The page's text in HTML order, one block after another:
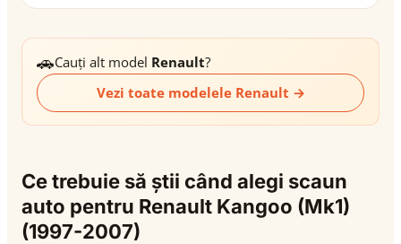
🚗Cauți alt model Renault?
Vezi toate modelele Renault →
Ce trebuie să știi când alegi scaun
auto pentru Renault Kangoo (Mk1)
(1997-2007)